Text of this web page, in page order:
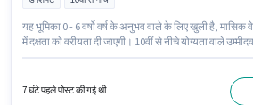
यह भूमिका 0 - 6 वर्षो वर्ष के अनुभव वाले के लिए खुली है, मासिक
में दक्षता को वरीयता दी जाएगी। 10वीं से नीचे योग्यता वाले
7 घंटे पहले पोस्ट की गई थी